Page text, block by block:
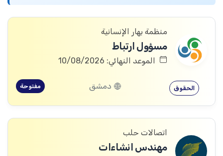
منظمة بهار الإنسانية
مسؤول ارتباط
الموعد النهائي: 10/08/2026
الحقوق دمشق مفتوحة
اتصالات حلب
مهندس انشاءات